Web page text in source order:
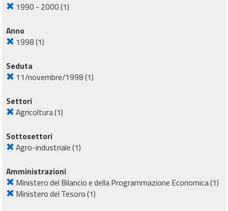
1990 - 2000(1)
Anno
1998(1)
Seduta
11/novembre/1998(1)
Settori
Agricoltura(1)
Sottosettori
Agro-industriale(1)
Amministrazioni
Ministero del Bilancio e della Programmazione Economica(1)
Ministero del Tesoro(1)